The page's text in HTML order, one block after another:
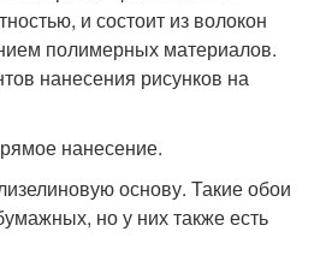
и состоит из волокон
полимерных материалов.
нанесения рисунков на
нанесение.
основу. Такие обои
но у них также есть